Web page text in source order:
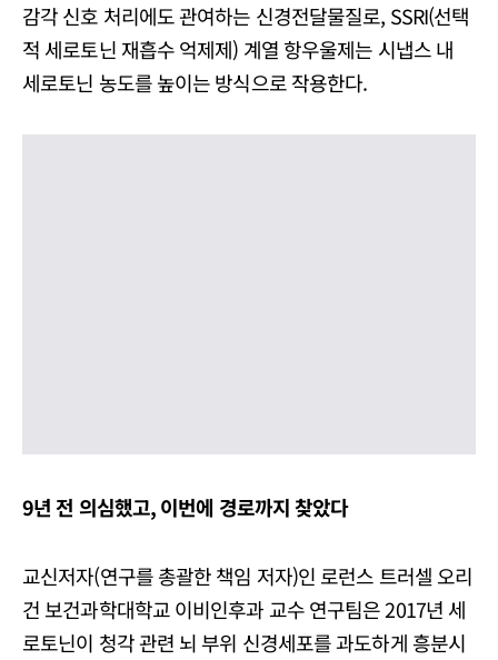
감각 신호 처리에도 관여하는 신경전달물질로, SSRI(선택
적 세로토닌 재흡수 억제제) 계열 항우울제는 시냅스 내
세로토닌 농도를 높이는 방식으로 작용한다.
9년 전 의심했고, 이번에 경로까지 찾았다
교신저자(연구를 총괄한 책임 저자)인 로런스 트러셀 오리
건 보건과학대학교 이비인후과 교수 연구팀은 2017년 세
로토닌이 청각 관련 뇌 부위 신경세포를 과도하게 흥분시